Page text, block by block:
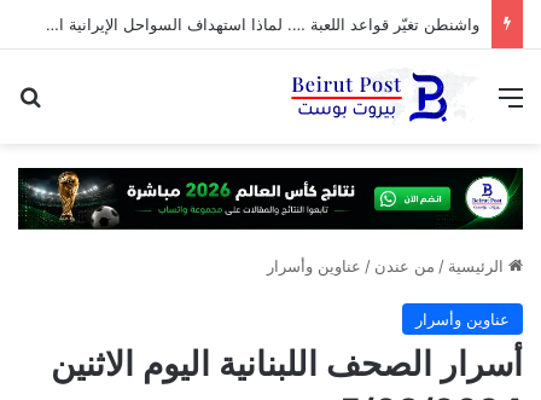
واشنطن تغيّر قواعد اللعبة …. لماذا استهداف السواحل الإيرانية الآن؟
القائمة
الرئيسية / من عندن / عناوين وأسرار
عناوين وأسرار
أسرار الصحف اللبنانية اليوم الاثنين